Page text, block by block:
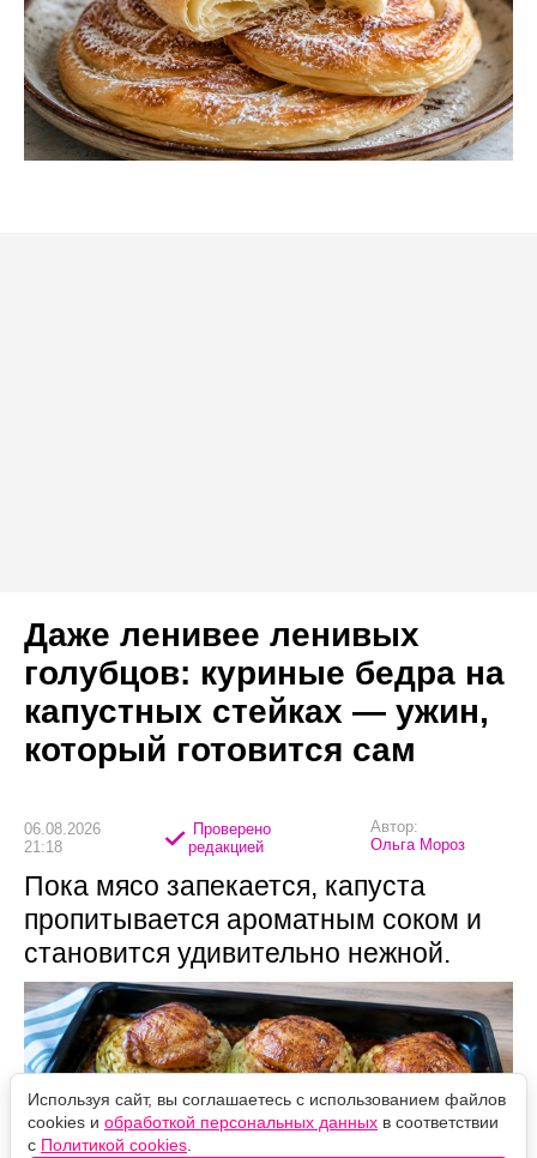
Даже ленивее ленивых
голубцов: куриные бедра на
капустных стейках — ужин,
который готовится сам
06.08.2026
21:18
Проверено
редакцией
Автор:
Ольга Мороз
Пока мясо запекается, капуста
пропитывается ароматным соком и
становится удивительно нежной.
Используя сайт, вы соглашаетесь с использованием файлов
cookies и обработкой персональных данных в соответствии
с Политикой cookies